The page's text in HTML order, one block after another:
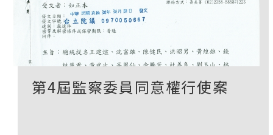
第4屆監察委員同意權行使案